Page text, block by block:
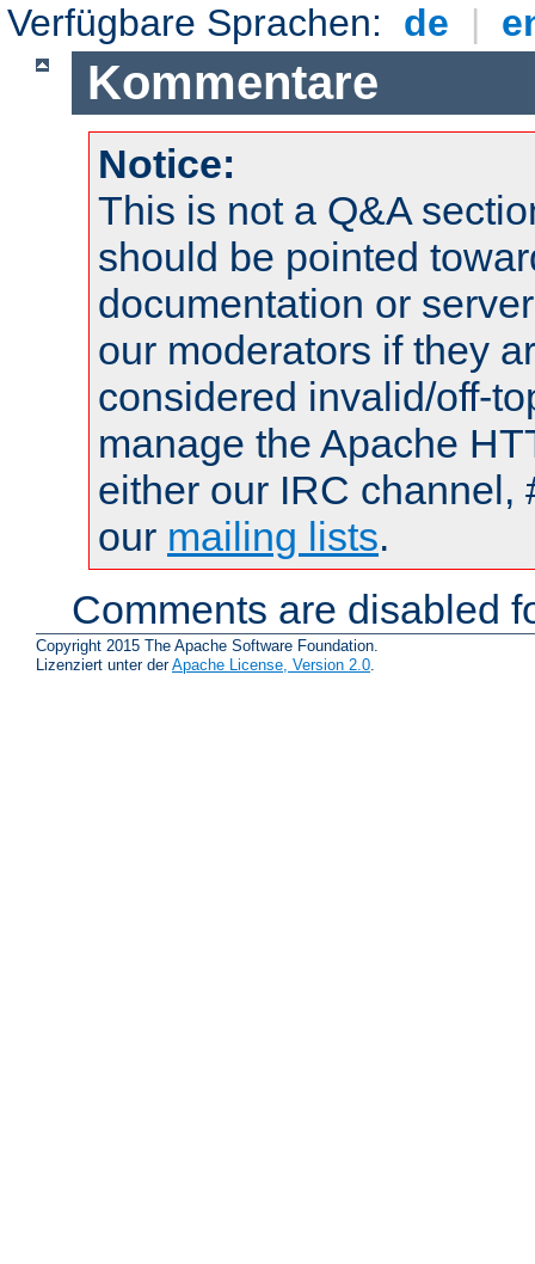
Verfügbare Sprachen: de |
Kommentare
Notice:
This is not a Q&A
should be pointed
documentation or
our moderators if they
considered invalid/off-
manage the Apache
either our IRC channel,
our mailing lists.
Comments are disabled
Copyright 2015 The Apache Software Foundation.
Lizenziert unter derApache License, Version 2.0.